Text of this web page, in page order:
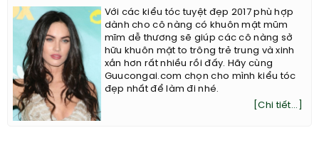
Với các kiểu tóc tuyệt đẹp 2017 phù hợp
dành cho cô nàng có khuôn mặt mũm
mĩm dễ thương sẽ giúp các cô nàng sở
hữu khuôn mặt to trông trẻ trung và xinh
xắn hơn rất nhiều rồi đấy. Hãy cùng
Guucongai.com chọn cho mình kiểu tóc
đẹp nhất để làm đi nhé.
[Chi tiết...]